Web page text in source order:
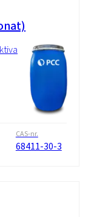
CAS-nr.
68411-30-3